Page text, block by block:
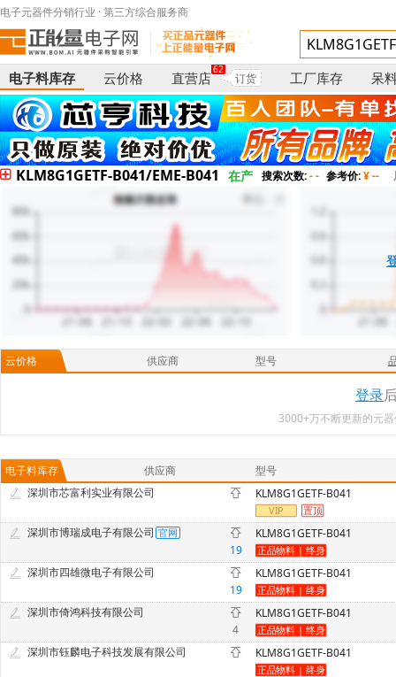
电子元器件分销行业 · 第三方综合服务商
电子料库存 云价格 直营店
62
订货 工厂库存 呆
KLM8G1GETF-B041/EME-B041 在产 搜索次数:- - 参考价:¥ --
云价格 供应商 型号
登录
3000+万不断更新的元
电子料库存 供应商
型号
深圳市芯富利实业有限公司
KLM8G1GETF-B041
深圳市博瑞成电子有限公司
19
KLM8G1GETF-B041
深圳市四雄微电子有限公司
19
KLM8G1GETF-B041
深圳市倚鸿科技有限公司
4
KLM8G1GETF-B041
深圳市钰麟电子科技发展有限公司 KLM8G1GETF-B041